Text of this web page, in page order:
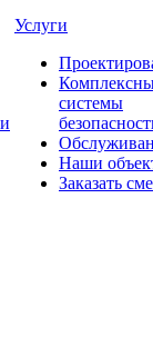
Услуги
системы
Наши
Заказать